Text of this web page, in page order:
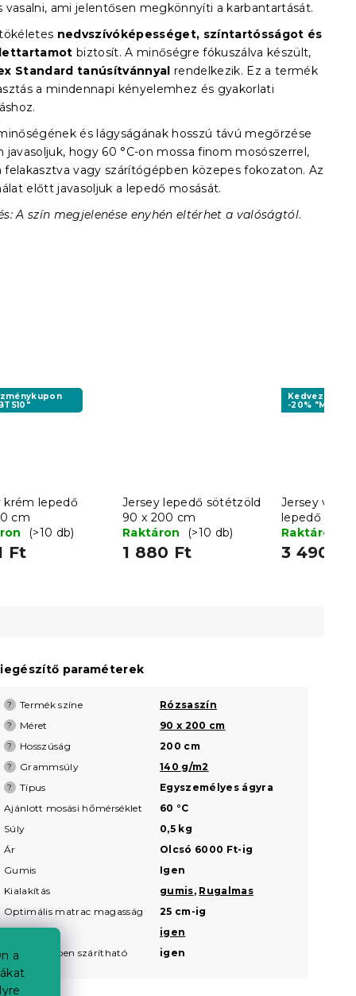
a
vasalni, ami jelentősen megkönnyíti a karbantartását.
nedvszívóképességet, színtartósságot és
biztosít. A minőségre fókuszálva készült,
Standard tanúsítvánnyal rendelkezik. Ez a termék
a mindennapi kényelemhez és gyakorlati
és lágyságának hosszú távú megőrzése
javasoljuk, hogy 60 °C-on mossa finom mosószerrel,
felakasztva vagy szárítógépben közepes fokozaton. Az
előtt javasoljuk a lepedő mosását.
A szín megjelenése enyhén eltérhet a valóságtól.
krém lepedő
cm
(>10 db)
Ft
Jersey lepedő sötétzöld
90 x 200 cm
Raktáron
(>10 db)
1 880 Ft
-20%
Jersey
lepedő
90x200 cm
Raktáron
3 490 Ft
paraméterek
? Termék színe Rózsaszín
? Méret 90 x 200 cm
? Hosszúság 200 cm
? Grammsúly 140 g/m2
? Típus
Egyszemélyes ágyra
Ajánlott mosási hőmérséklet
60 °C
Súly
0,5 kg
Ár
Olcsó 6000 Ft-ig
Gumis
Igen
Kialakítás
gumis, Rugalmas
Optimális matrac magasság
25 cm-ig
Rugalmas
igen
Szárítógépben szárítható
igen